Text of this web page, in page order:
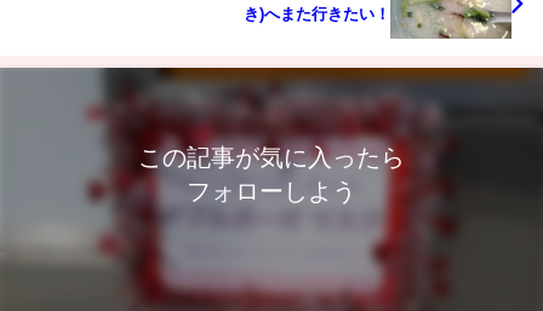
き)へまた行きたい！
この記事が気に入ったら
フォローしよう